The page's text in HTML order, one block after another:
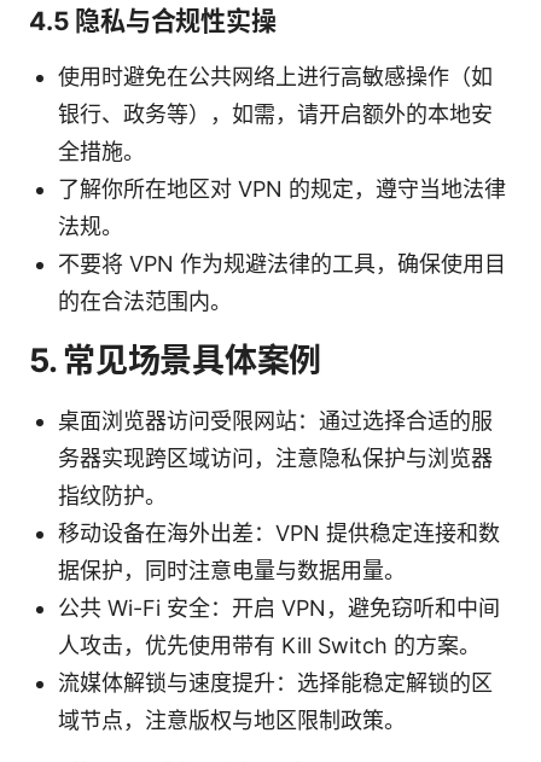
4.5 隐私与合规性实操
使用时避免在公共网络上进行高敏感操作（如
银行、政务等），如需，请开启额外的本地安
全措施。
了解你所在地区对 VPN 的规定，遵守当地法律
法规。
不要将 VPN 作为规避法律的工具，确保使用目
的在合法范围内。
5. 常见场景具体案例
桌面浏览器访问受限网站：通过选择合适的服
务器实现跨区域访问，注意隐私保护与浏览器
指纹防护。
移动设备在海外出差：VPN 提供稳定连接和数
据保护，同时注意电量与数据用量。
公共 Wi-Fi 安全：开启 VPN，避免窃听和中间
人攻击，优先使用带有 Kill Switch 的方案。
流媒体解锁与速度提升：选择能稳定解锁的区
域节点，注意版权与地区限制政策。